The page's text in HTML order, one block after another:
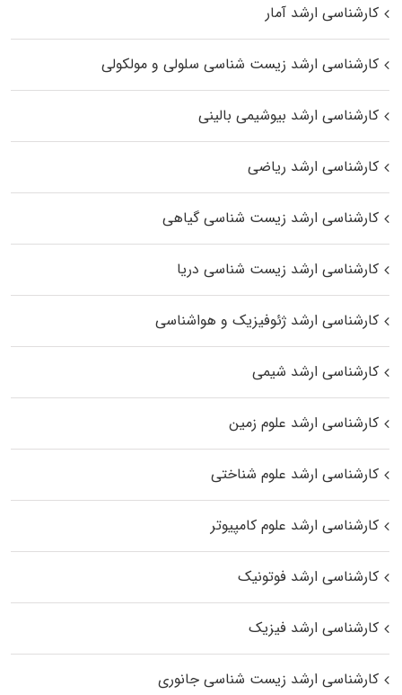
کارشناسی ارشد آمار
کارشناسی ارشد زیست شناسی سلولی و مولکولی
کارشناسی ارشد بیوشیمی بالینی
کارشناسی ارشد ریاضی
کارشناسی ارشد زیست‌ شناسی گیاهی
کارشناسی ارشد زیست‌ شناسی دریا
کارشناسی ارشد ژئوفیزیک و هواشناسی
کارشناسی ارشد شیمی
کارشناسی ارشد علوم زمین
کارشناسی ارشد علوم شناختی
کارشناسی ارشد علوم کامپیوتر
کارشناسی ارشد فوتونیک
کارشناسی ارشد فیزیک
کارشناسی ارشد زیست‌ شناسی جانوری